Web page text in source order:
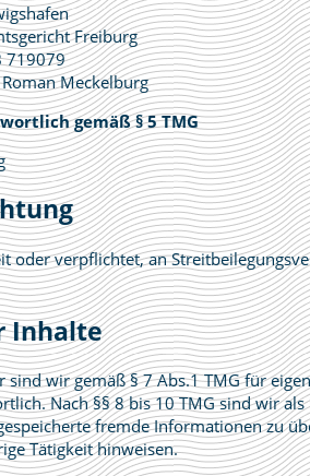
Freiburg
719079
Meckelburg
gemäß § 5 TMG
oder verpflichtet, an
Inhalte
sind wir gemäß § 7 Abs.1 TMG für
Nach §§ 8 bis 10 TMG sind wir
fremde Informationen zu
Tätigkeit hinweisen.